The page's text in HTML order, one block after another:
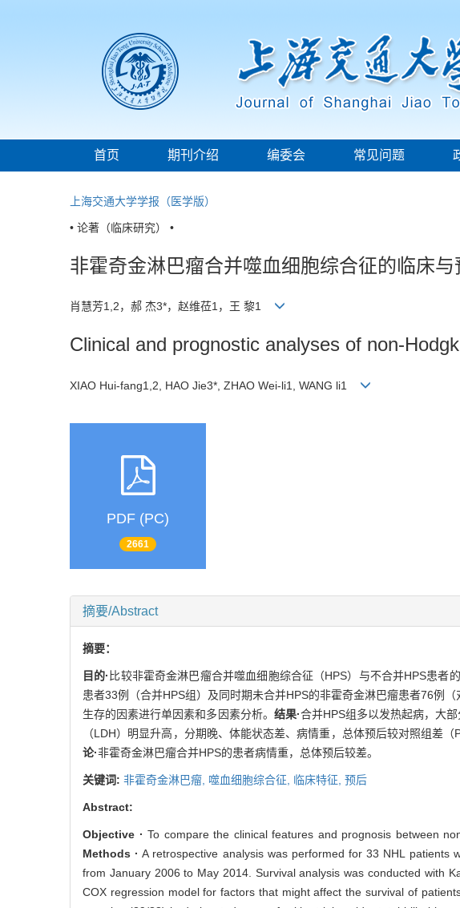
首页 期刊介绍 编委会 常见问题
上海交通大学学报（医学版）
• 论著（临床研究） •
非霍奇金淋巴瘤合并噬血细胞综合征的临床与
肖慧芳1,2，郝 杰3*，赵维莅1，王 黎1
Clinical and prognostic analyses of non-
XIAO Hui-fang1,2, HAO Jie3*, ZHAO Wei-li1, WANG li1
PDF (PC)
2661
摘要/Abstract
摘要：
目的· 比较非霍奇金淋巴瘤合并噬血细胞综合征（HPS）与不合并HPS患者
患者33例（合并HPS组）及同时期未合并HPS的非霍奇金淋巴瘤患者76例
生存的因素进行单因素和多因素分析。 结果·合并HPS组多以发热起病，大
（LDH）明显升高，分期晚、体能状态差、病情重，总体预后较对照组差
论·非霍奇金淋巴瘤合并HPS的患者病情重，总体预后较差。
关键词: 非霍奇金淋巴瘤, 噬血细胞综合征, 临床特征, 预后
Abstract:
Objective · To compare the clinical features and prognosis between
Methods · A retrospective analysis was performed for 33 NHL patients
from January 2006 to May 2014. Survival analysis was conducted with
COX regression model for factors that might affect the survival of